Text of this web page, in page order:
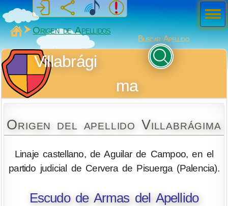
MiSabueso
Origen de Apellidos
Buscar Apellido
Villabrági
ma
Origen del apellido Villabrágima
Linaje castellano, de Aguilar de Campoo, en el
partido judicial de Cervera de Pisuerga (Palencia).
Escudo de Armas del Apellido
Men
ú